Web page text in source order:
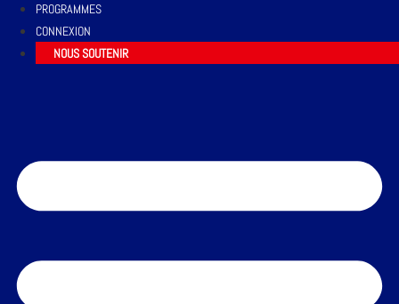
PROGRAMMES
CONNEXION
NOUS SOUTENIR